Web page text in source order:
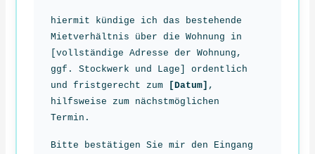
hiermit kündige ich das bestehende
Mietverhältnis über die Wohnung in
[vollständige Adresse der Wohnung,
ggf. Stockwerk und Lage] ordentlich
und fristgerecht zum
[Datum] ,
hilfsweise zum nächstmöglichen
Termin.
Bitte bestätigen Sie mir den Eingang